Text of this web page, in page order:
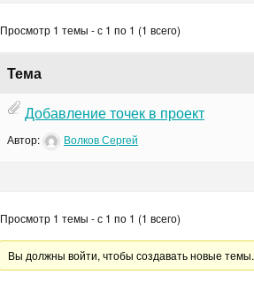
Просмотр 1 темы - с 1 по 1 (1 всего)
Тема
Добавление точек в проект
Автор: Волков Сергей
Просмотр 1 темы - с 1 по 1 (1 всего)
Вы должны войти, чтобы создавать новые темы.